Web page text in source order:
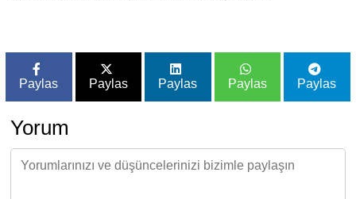
Paylas Paylas Paylas Paylas Paylas
Yorum